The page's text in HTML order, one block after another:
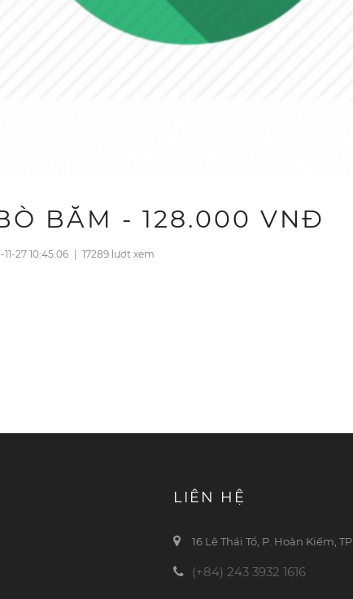
BĂM - 128.000 VNĐ
11-27 10:45:06 17289 lượt xem
LIÊN HỆ
16 Lê Thái Tổ, P. Hoàn Kiếm,
(+84) 243 3932 1616